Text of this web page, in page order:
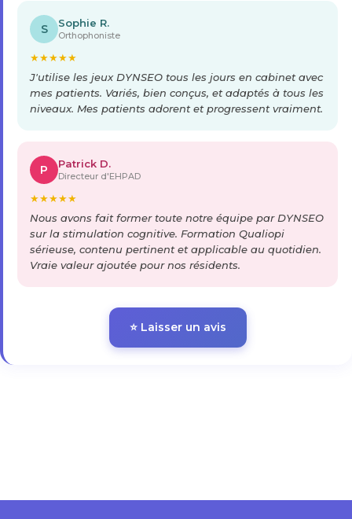
S Sophie R.
Orthophoniste
★★★★★
J'utilise les jeux DYNSEO tous les jours en cabinet avec
mes patients. Variés, bien conçus, et adaptés à tous les
niveaux. Mes patients adorent et progressent vraiment.
P Patrick D.
Directeur d'EHPAD
★★★★★
Nous avons fait former toute notre équipe par DYNSEO
sur la stimulation cognitive. Formation Qualiopi
sérieuse, contenu pertinent et applicable au quotidien.
Vraie valeur ajoutée pour nos résidents.
⭐ Laisser un avis